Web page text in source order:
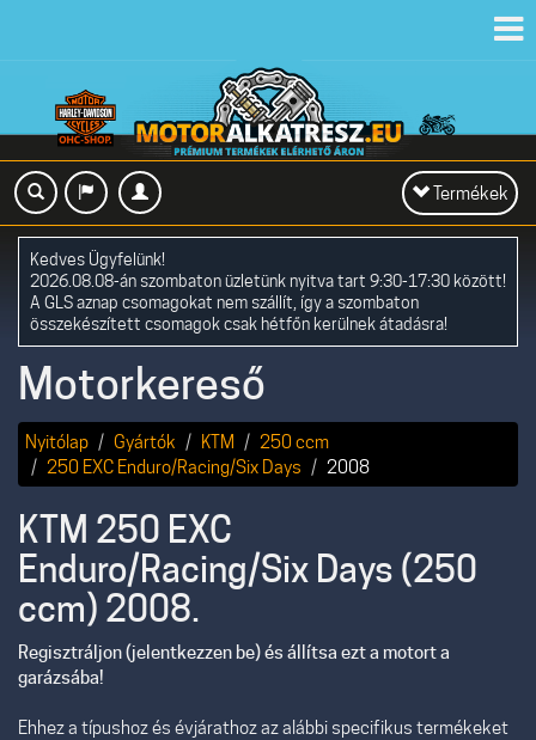
Toggle
navigation
Termékek
Kedves Ügyfelünk!
2026.08.08-án szombaton üzletünk nyitva tart 9:30-17:30 között!
A GLS aznap csomagokat nem szállít, így a szombaton
összekészített csomagok csak hétfőn kerülnek átadásra!
Motorkereső
Nyitólap Gyártók KTM
250 ccm
250 EXC Enduro/Racing/Six Days
2008
KTM 250 EXC
Enduro/Racing/Six Days (250
ccm) 2008.
Regisztráljon (jelentkezzen be) és állítsa ezt a motort a
garázsába!
Ehhez a típushoz és évjárathoz az alábbi specifikus termékeket